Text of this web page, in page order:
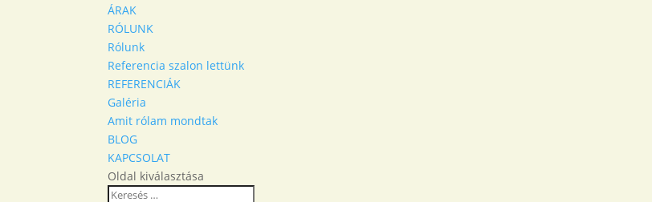
ÁRAK
RÓLUNK
Rólunk
Referencia szalon lettünk
REFERENCIÁK
Galéria
Amit rólam mondtak
BLOG
KAPCSOLAT
Oldal kiválasztása